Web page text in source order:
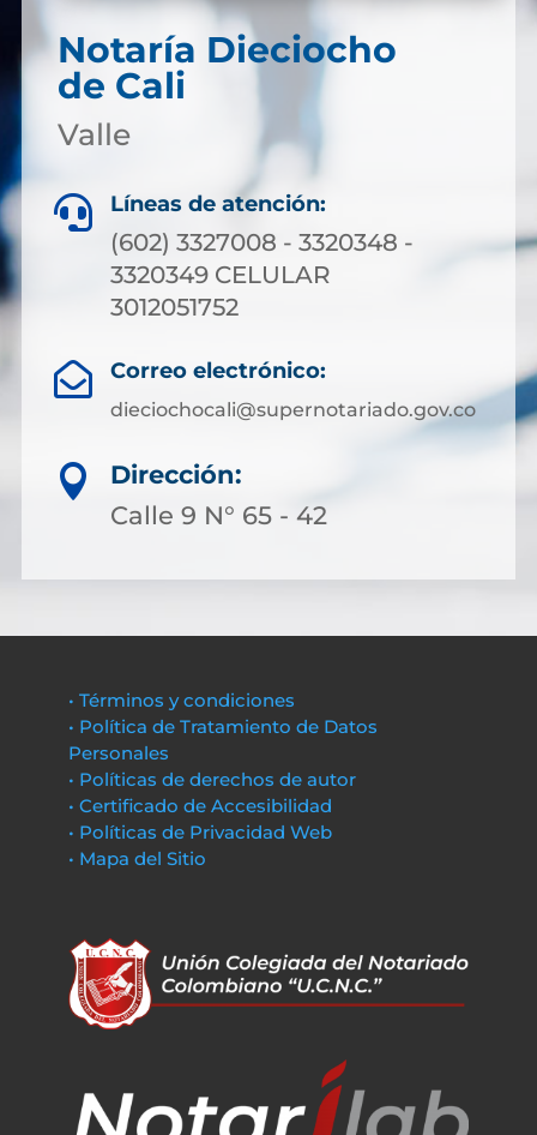
Notaría Dieciocho
de Cali
Valle
 Líneas de atención:
(602) 3327008 - 3320348 -
3320349 CELULAR
3012051752
 Correo electrónico:
dieciochocali@supernotariado.gov.co

Dirección:
Calle 9 N° 65 - 42
• Términos y condiciones
• Política de Tratamiento de Datos
Personales
• Políticas de derechos de autor
• Certificado de Accesibilidad
• Políticas de Privacidad Web
• Mapa del Sitio